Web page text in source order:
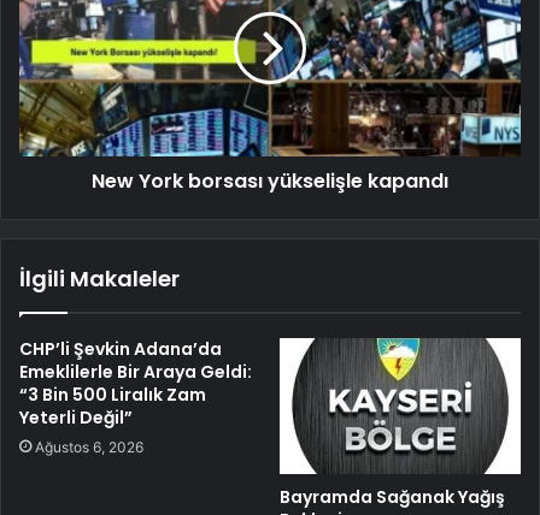
New York borsası yükselişle kapandı
İlgili Makaleler
CHP’li Şevkin Adana’da
Emeklilerle Bir Araya Geldi:
“3 Bin 500 Liralık Zam
Yeterli Değil”
Ağustos 6, 2026
Bayramda Sağanak Yağış